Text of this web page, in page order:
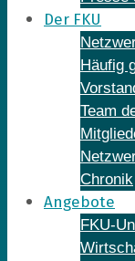
Der FKU
Häufig
Team
Chronik
Angebote
FKU-